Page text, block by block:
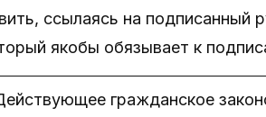
ссылаясь на подписанный
якобы обязывает к
гражданское